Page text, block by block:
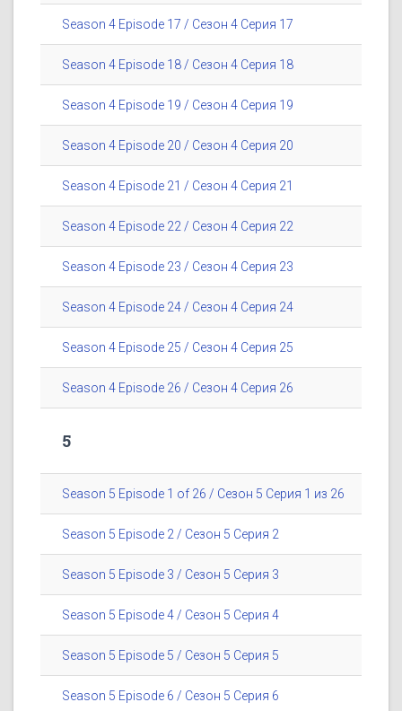
Season 4 Episode 17 / Сезон 4 Серия 17
Season 4 Episode 18 / Сезон 4 Серия 18
Season 4 Episode 19 / Сезон 4 Серия 19
Season 4 Episode 20 / Сезон 4 Серия 20
Season 4 Episode 21 / Сезон 4 Серия 21
Season 4 Episode 22 / Сезон 4 Серия 22
Season 4 Episode 23 / Сезон 4 Серия 23
Season 4 Episode 24 / Сезон 4 Серия 24
Season 4 Episode 25 / Сезон 4 Серия 25
Season 4 Episode 26 / Сезон 4 Серия 26
5
Season 5 Episode 1 of 26 / Сезон 5 Серия 1 из 26
Season 5 Episode 2 / Сезон 5 Серия 2
Season 5 Episode 3 / Сезон 5 Серия 3
Season 5 Episode 4 / Сезон 5 Серия 4
Season 5 Episode 5 / Сезон 5 Серия 5
Season 5 Episode 6 / Сезон 5 Серия 6